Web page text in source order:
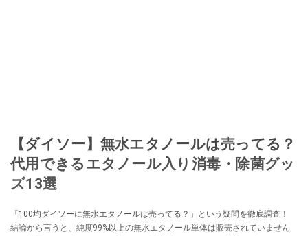
【ダイソー】無水エタノールは売ってる？
代用できるエタノール入り消毒・除菌グッ
ズ13選
「100均ダイソーに無水エタノールは売ってる？」という疑問を徹底調査！
結論から言うと、純度99%以上の無水エタノール単体は販売されていません